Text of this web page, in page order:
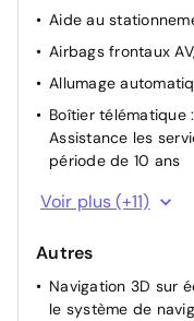
Aide au
Airbags frontaux
Allumage
Boîtier télématique
Assistance les
période de 10 ans
Caméra de recul
Feux AR 3D à LED
Fixations ISOFIX
AR
Voir plus (+11)
Autres
Navigation 3D sur
le système de